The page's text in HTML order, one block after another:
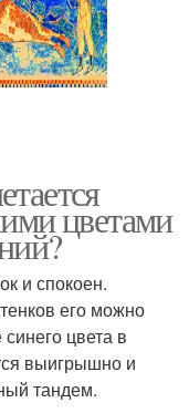
цветами
и спокоен.
его можно
цвета в
выигрышно и
тандем.